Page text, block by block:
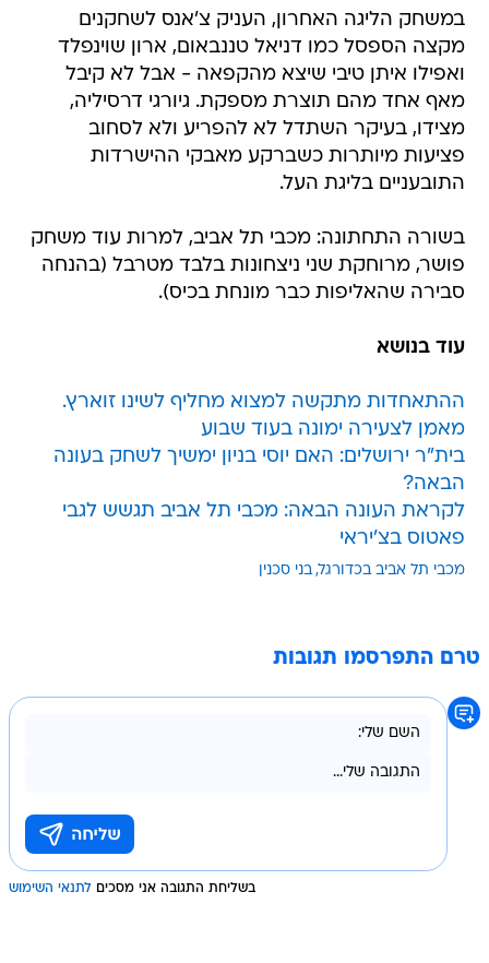
במשחק הליגה האחרון, העניק צ'אנס לשחקנים
מקצה הספסל כמו דניאל טננבאום, ארון שוינפלד
ואפילו איתן טיבי שיצא מהקפאה - אבל לא קיבל
מאף אחד מהם תוצרת מספקת. גיורגי דרסיליה,
מצידו, בעיקר השתדל לא להפריע ולא לסחוב
פציעות מיותרות כשברקע מאבקי ההישרדות
התובעניים בליגת העל.
בשורה התחתונה: מכבי תל אביב, למרות עוד משחק
פושר, מרוחקת שני ניצחונות בלבד מטרבל (בהנחה
סבירה שהאליפות כבר מונחת בכיס).
עוד בנושא
ההתאחדות מתקשה למצוא מחליף לשינו זוארץ.
מאמן לצעירה ימונה בעוד שבוע
בית"ר ירושלים: האם יוסי בניון ימשיך לשחק בעונה
הבאה?
לקראת העונה הבאה: מכבי תל אביב תגשש לגבי
פאטוס בצ'יראי
מכבי תל אביב בכדורגל בני סכנין
טרם התפרסמו תגובות
בשליחת התגובה אני מסכים לתנאי השימוש